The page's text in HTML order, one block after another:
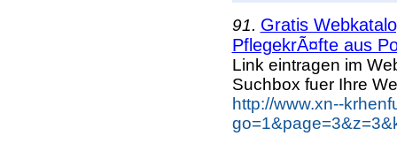
91. Gratis
PflegekrÃ¤fte aus
Link eintragen im
Suchbox fuer Ihre
http://www.xn--